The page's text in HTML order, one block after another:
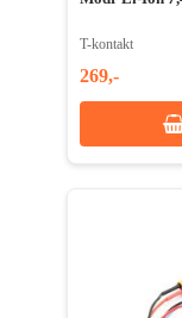
T-kontakt
269,-